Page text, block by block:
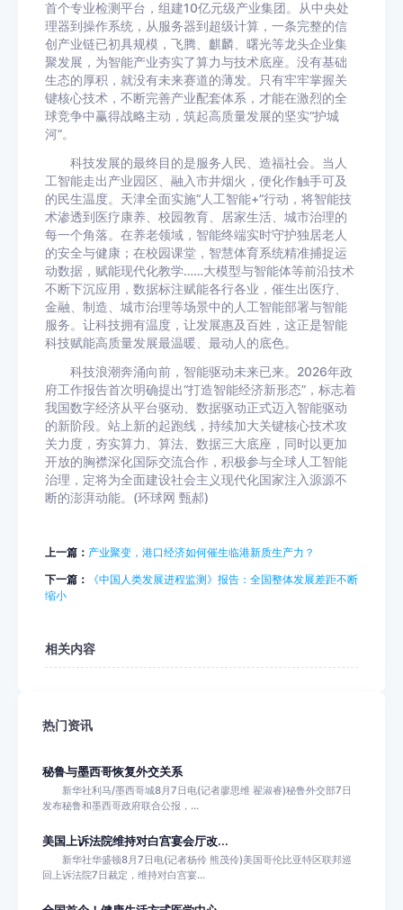
首个专业检测平台，组建10亿元级产业集团。从中央处
理器到操作系统，从服务器到超级计算，一条完整的信
创产业链已初具规模，飞腾、麒麟、曙光等龙头企业集
聚发展，为智能产业夯实了算力与技术底座。没有基础
生态的厚积，就没有未来赛道的薄发。只有牢牢掌握关
键核心技术，不断完善产业配套体系，才能在激烈的全
球竞争中赢得战略主动，筑起高质量发展的坚实“护城
河”。
科技发展的最终目的是服务人民、造福社会。当人
工智能走出产业园区、融入市井烟火，便化作触手可及
的民生温度。天津全面实施“人工智能+”行动，将智能技
术渗透到医疗康养、校园教育、居家生活、城市治理的
每一个角落。在养老领域，智能终端实时守护独居老人
的安全与健康；在校园课堂，智慧体育系统精准捕捉运
动数据，赋能现代化教学……大模型与智能体等前沿技术
不断下沉应用，数据标注赋能各行各业，催生出医疗、
金融、制造、城市治理等场景中的人工智能部署与智能
服务。让科技拥有温度，让发展惠及百姓，这正是智能
科技赋能高质量发展最温暖、最动人的底色。
科技浪潮奔涌向前，智能驱动未来已来。2026年政
府工作报告首次明确提出“打造智能经济新形态”，标志着
我国数字经济从平台驱动、数据驱动正式迈入智能驱动
的新阶段。站上新的起跑线，持续加大关键核心技术攻
关力度，夯实算力、算法、数据三大底座，同时以更加
开放的胸襟深化国际交流合作，积极参与全球人工智能
治理，定将为全面建设社会主义现代化国家注入源源不
断的澎湃动能。(环球网 甄郝)
上一篇： 产业聚变，港口经济如何催生临港新质生产力？
下一篇：
《中国人类发展进程监测》报告：全国整体发展差距不断
缩小
相关内容
热门资讯
秘鲁与墨西哥恢复外交关系
新华社利马/墨西哥城8月7日电(记者廖思维 翟淑睿)秘鲁外交部7日
发布秘鲁和墨西哥政府联合公报，...
美国上诉法院维持对白宫宴会厅改...
新华社华盛顿8月7日电(记者杨伶 熊茂伶)美国哥伦比亚特区联邦巡
回上诉法院7日裁定，维持对白宫宴...